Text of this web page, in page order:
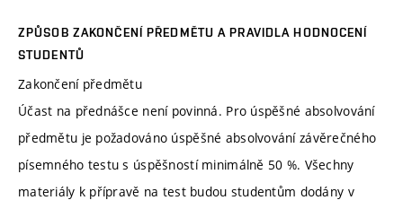
ZPŮSOB ZAKONČENÍ PŘEDMĚTU A PRAVIDLA HODNOCENÍ
STUDENTŮ
Zakončení předmětu
Účast na přednášce není povinná. Pro úspěšné absolvování
předmětu je požadováno úspěšné absolvování závěrečného
písemného testu s úspěšností minimálně 50 %. Všechny
materiály k přípravě na test budou studentům dodány v